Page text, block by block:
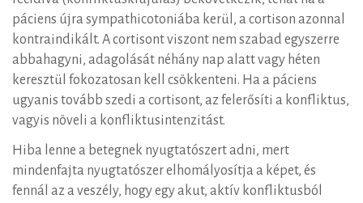
páciens újra sympathicotoniába kerül, a cortison azonnal
kontraindikált. A cortisont viszont nem szabad egyszerre
abbahagyni, adagolását néhány nap alatt vagy héten
keresztül fokozatosan kell csökkenteni. Ha a páciens
ugyanis tovább szedi a cortisont, az felerősíti a konfliktus,
vagyis növeli a konfliktusintenzitást.
Hiba lenne a betegnek nyugtatószert adni, mert
mindenfajta nyugtatószer elhomályosítja a képet, és
fennál az a veszély, hogy egy akut, aktív konfliktusból